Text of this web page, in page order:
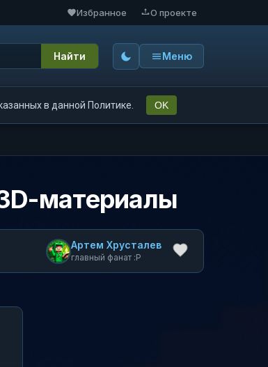
Избранное О проекте
Найти Меню
в данной Политике. OK
материалы
Артем Хрусталев
главный фанат :P